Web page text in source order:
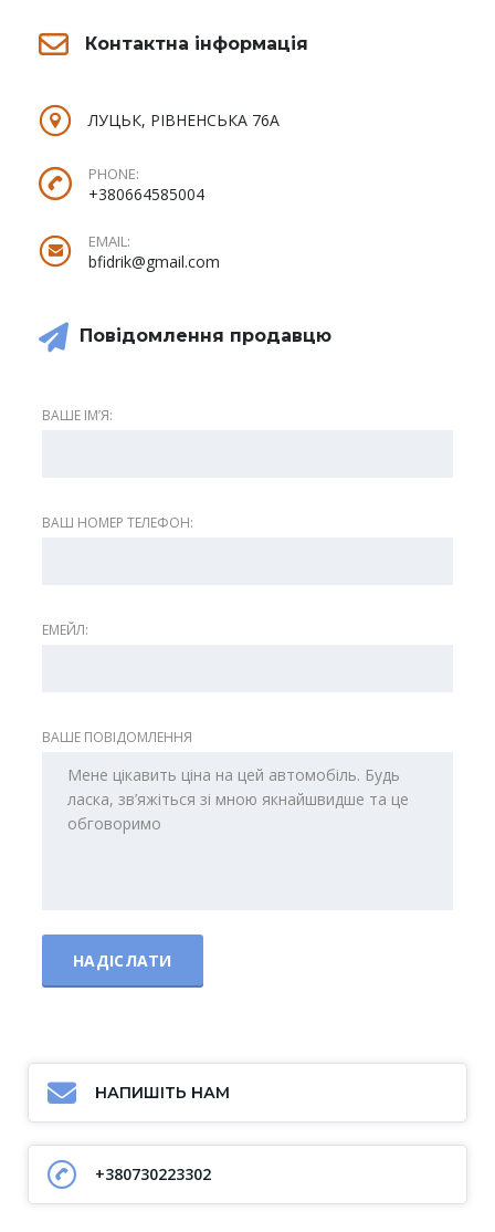
Контактна інформація
ЛУЦЬК, РІВНЕНСЬКА 76А
PHONE:
+380664585004
EMAIL:
bfidrik@gmail.com
Повідомлення продавцю
ВАШЕ ІМʼЯ:
ВАШ НОМЕР ТЕЛЕФОН:
ЕМЕЙЛ:
ВАШЕ ПОВІДОМЛЕННЯ
НАПИШІТЬ НАМ
+380730223302